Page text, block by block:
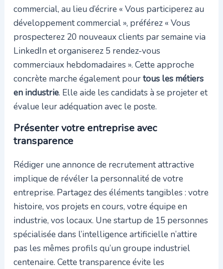
commercial, au lieu d’écrire « Vous participerez au
développement commercial », préférez « Vous
prospecterez 20 nouveaux clients par semaine via
LinkedIn et organiserez 5 rendez-vous
commerciaux hebdomadaires ». Cette approche
concrète marche également pourtous les métiers
en industrie. Elle aide les candidats à se projeter et
évalue leur adéquation avec le poste.
Présenter votre entreprise avec
transparence
Rédiger une annonce de recrutement attractive
implique de révéler la personnalité de votre
entreprise. Partagez des éléments tangibles : votre
histoire, vos projets en cours, votre équipe en
industrie, vos locaux. Une startup de 15 personnes
spécialisée dans l’intelligence artificielle n’attire
pas les mêmes profils qu’un groupe industriel
centenaire. Cette transparence évite les